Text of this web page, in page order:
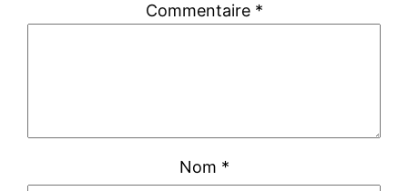
Commentaire *
Nom *